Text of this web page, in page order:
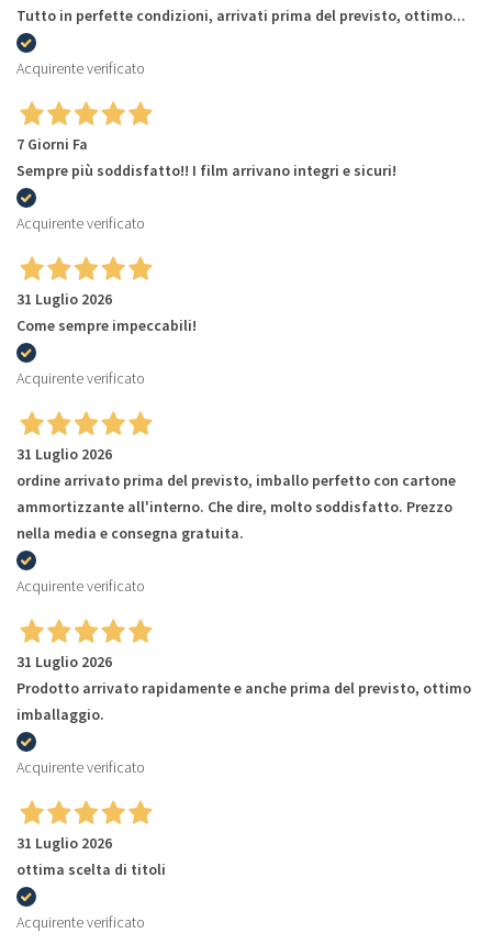
Tutto in perfette condizioni, arrivati prima del previsto, ottimo...
Acquirente verificato
7 Giorni Fa
Sempre più soddisfatto!! I film arrivano integri e sicuri!
Acquirente verificato
31 Luglio 2026
Come sempre impeccabili!
Acquirente verificato
31 Luglio 2026
ordine arrivato prima del previsto, imballo perfetto con cartone
ammortizzante all'interno. Che dire, molto soddisfatto. Prezzo
nella media e consegna gratuita.
Acquirente verificato
31 Luglio 2026
Prodotto arrivato rapidamente e anche prima del previsto, ottimo
imballaggio.
Acquirente verificato
31 Luglio 2026
ottima scelta di titoli
Acquirente verificato